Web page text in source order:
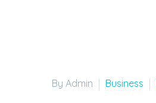
By Admin Business